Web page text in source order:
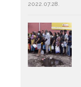
2022.07.28.